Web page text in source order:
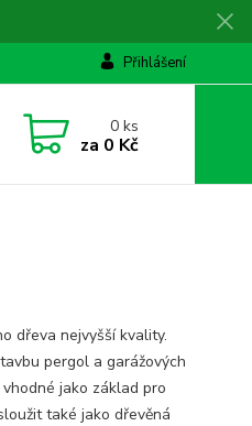
Přihlášení
0ks
za 0 Kč
dřeva nejvyšší kvality.
pergol a garážových
jako základ pro
také jako dřevěná